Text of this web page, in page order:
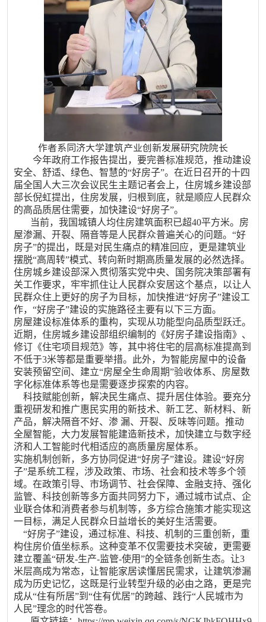
作者系同济大学建筑产业创新发展研究院院长
今年政府工作报告提出，要完善标准规范，推动建设
安全、舒适、绿色、智慧的“好房子”。在近日召开的十四
届全国人大三次会议民生主题记者会上，住房城乡建设部
部长倪虹提出，住房发展，归根到底，就是顺应人民群众
的高品质居住需要，加快建设“好房子”。
当前，我国城镇人均住房建筑面积已超40平方米。房
屋渗漏、开裂、隔音等是人民群众普遍关心的问题。“好
房子”的提出，既是对民生痛点的精准回应，更是建筑业
摆脱“高周转”模式、转向新时期高质量发展的必然选择。
住房城乡建设部深入贯彻落实党中央、国务院决策部署有
关工作要求，牢牢抓住让人民群众安居这个基点，以让人
民群众住上更好的房子为目标，加快推进“好房子”建设工
作，“好房子”建设的实施路径主要有以下三方面。
房屋建设标准体系的重构，实现从功能型向品质型跃迁。
近期，住房城乡建设部组织编制的《好房子建设指南》、
修订《住宅项目规范》等，其中将住宅的层高标准提高到
不低于3米等都是重要举措。此外，为智能房屋中的设备
安装预留空间、建立“房屋全生命周期”验收体系、房屋数
字化标准体系等也是需要逐步探索的内容。
科技赋能创新，解决民生痛点、提升居住体验。要充分
重视研发和推广惠民实用的新技术、新工艺、新材料、新
产品，解决隔音不好、渗 漏、开裂、反味等问题。推动
全屋智能，大力发展智能建造新技术，加快建立与数字经
济和人工智能时代相适应的高质量房屋体系。
实施机制创新，多方协同促进“好房子”建设。建设“好房
子”是系统工程，涉及政策、市场、社会和技术等多个领
域。在政策引导、市场调节、社会保障、金融支持、强化
监管、科技创新等多方面共同努力下，通过城市试点、企
业联合体和消费者参与机制等，多方综合施策才能实现这
一目标，满足人民群众日益增长的美好生活需要。
“好房子”建设，通过标准、科技、机制的三重创新，重
构住房价值坐标系。这种变革不仅需要技术突破，更需要
建立覆盖“研发-生产-监管-使用”的全链条创新生态。让3
米层高成为常态，让智能家居读懂居民需求，让建筑渗漏
成为历史记忆，这既是行业转型升级的必由之路，更是完
成从“住有所居”到“住有优居”的跨越、践行“人民城市为
人民”理念的时代答卷。